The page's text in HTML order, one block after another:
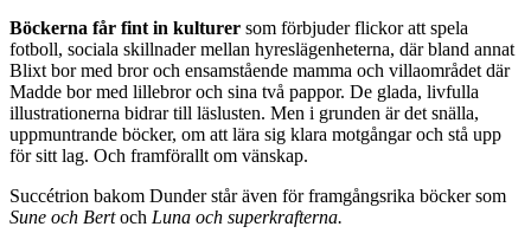
Böckerna får fint in kulturer som förbjuder flickor att spela
fotboll, sociala skillnader mellan hyreslägenheterna, där bland annat
Blixt bor med bror och ensamstående mamma och villaområdet där
Madde bor med lillebror och sina två pappor. De glada, livfulla
illustrationerna bidrar till läslusten. Men i grunden är det snälla,
uppmuntrande böcker, om att lära sig klara motgångar och stå upp
för sitt lag. Och framförallt om vänskap.
Succétrion bakom Dunder står även för framgångsrika böcker som
Sune och Bertoch Luna och superkrafterna.